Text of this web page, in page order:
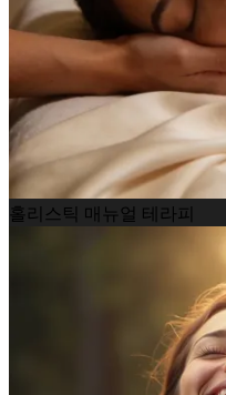
홀리스틱 매뉴얼 테라피